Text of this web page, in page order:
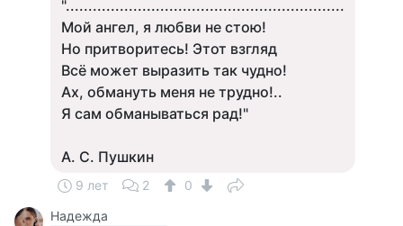
"..............................................................
Мой ангел, я любви не стою!
Но притворитесь! Этот взгляд
Всё может выразить так чудно!
Ах, обмануть меня не трудно!..
Я сам обманываться рад!"
А. С. Пушкин
9 лет 2
0
Надежда